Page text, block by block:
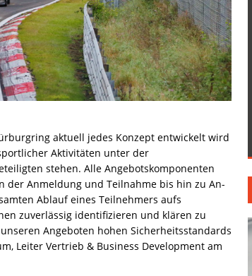
aktuell jedes Konzept entwickelt wird
Aktivitäten unter der
stehen. Alle Angebotskomponenten
der Anmeldung und Teilnahme bis hin zu An-
Ablauf eines Teilnehmers aufs
zuverlässig identifizieren und klären zu
Angeboten hohen Sicherheitsstandards
Leiter Vertrieb & Business Development am